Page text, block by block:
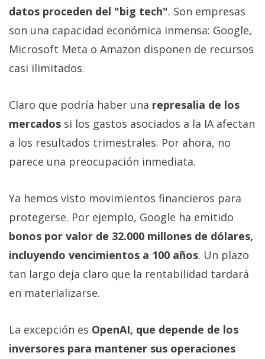
datos proceden del "big tech". Son empresas
son una capacidad económica inmensa: Google,
Microsoft Meta o Amazon disponen de recursos
casi ilimitados.
Claro que podría haber una represalia de los
mercados si los gastos asociados a la IA afectan
a los resultados trimestrales. Por ahora, no
parece una preocupación inmediata.
Ya hemos visto movimientos financieros para
protegerse. Por ejemplo, Google ha emitido
bonos por valor de 32.000 millones de dólares,
incluyendo vencimientos a 100 años. Un plazo
tan largo deja claro que la rentabilidad tardará
en materializarse.
La excepción es OpenAI, que depende de los
inversores para mantener sus operaciones